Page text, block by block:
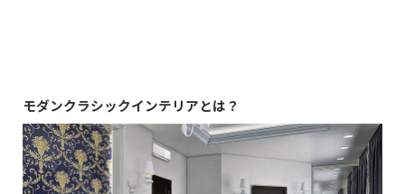
モダンクラシックインテリアとは？